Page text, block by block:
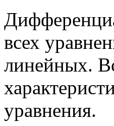
всех
линейных.
уравнения.